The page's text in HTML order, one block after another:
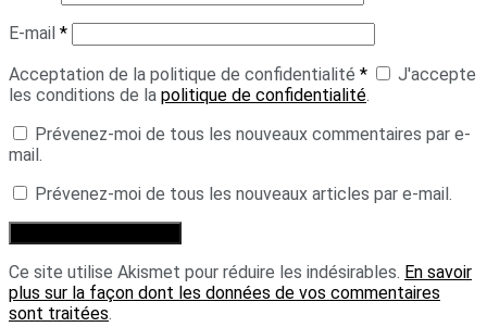
E-mail *
Acceptation de la politique de confidentialité *
J'accepte
les conditions de la politique de confidentialité.
Prévenez-moi de tous les nouveaux commentaires par e-
mail.
Prévenez-moi de tous les nouveaux articles par e-mail.
Ce site utilise Akismet pour réduire les indésirables. En savoir
plus sur la façon dont les données de vos commentaires
sont traitées.